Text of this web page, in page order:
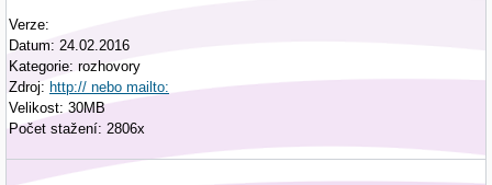
Verze:
Datum: 24.02.2016
Kategorie: rozhovory
Zdroj: http:// nebo mailto:
Velikost: 30MB
Počet stažení: 2806x